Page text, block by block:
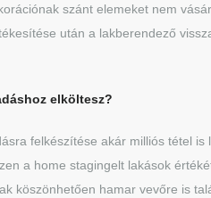
szánt elemeket nem
után a lakberendező
elköltesz?
felkészítése akár milliós tétel is
a home stagingelt lakások
köszönhetően hamar vevőre is